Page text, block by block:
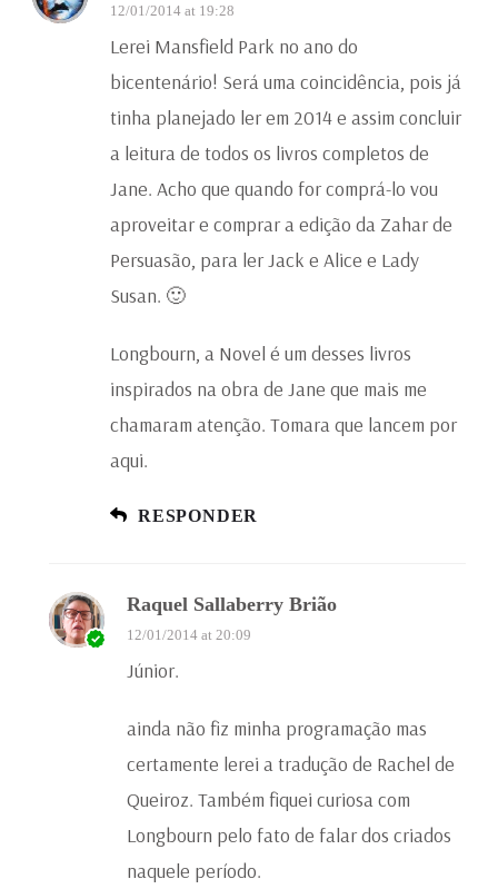
12/01/2014 at 19:28
Lerei Mansfield Park no ano do
bicentenário! Será uma coincidência, pois já
tinha planejado ler em 2014 e assim concluir
a leitura de todos os livros completos de
Jane. Acho que quando for comprá-lo vou
aproveitar e comprar a edição da Zahar de
Persuasão, para ler Jack e Alice e Lady
Susan. 🙂
Longbourn, a Novel é um desses livros
inspirados na obra de Jane que mais me
chamaram atenção. Tomara que lancem por
aqui.
RESPONDER
Raquel Sallaberry Brião
12/01/2014 at 20:09
Júnior.
ainda não fiz minha programação mas
certamente lerei a tradução de Rachel de
Queiroz. Também fiquei curiosa com
Longbourn pelo fato de falar dos criados
naquele período.